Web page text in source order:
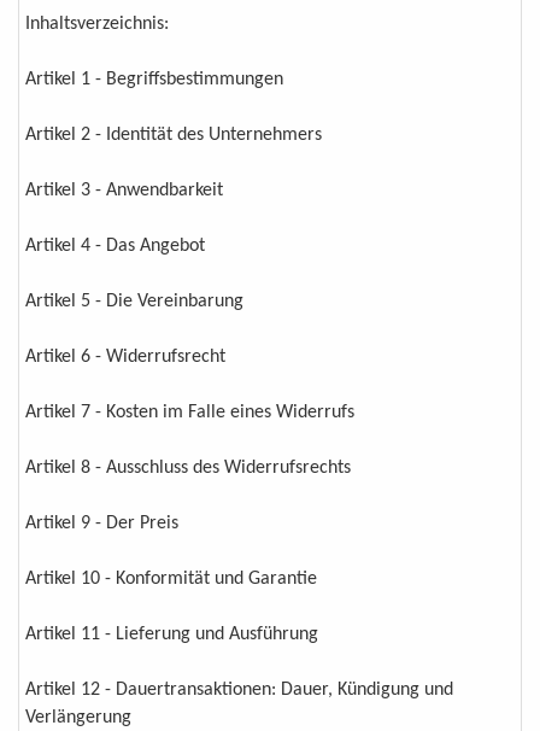
Inhaltsverzeichnis:
Artikel 1 - Begriffsbestimmungen
Artikel 2 - Identität des Unternehmers
Artikel 3 - Anwendbarkeit
Artikel 4 - Das Angebot
Artikel 5 - Die Vereinbarung
Artikel 6 - Widerrufsrecht
Artikel 7 - Kosten im Falle eines Widerrufs
Artikel 8 - Ausschluss des Widerrufsrechts
Artikel 9 - Der Preis
Artikel 10 - Konformität und Garantie
Artikel 11 - Lieferung und Ausführung
Artikel 12 - Dauertransaktionen: Dauer, Kündigung und
Verlängerung